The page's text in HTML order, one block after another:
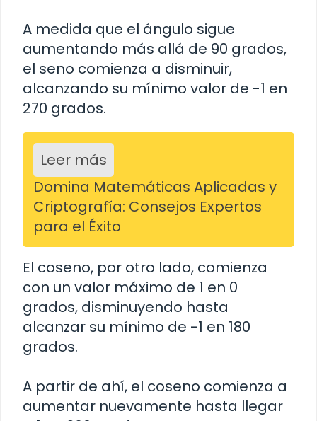
A medida que el ángulo sigue
aumentando más allá de 90 grados,
el seno comienza a disminuir,
alcanzando su mínimo valor de -1 en
270 grados.
Leer más
Domina Matemáticas Aplicadas y
Criptografía: Consejos Expertos
para el Éxito
El coseno, por otro lado, comienza
con un valor máximo de 1 en 0
grados, disminuyendo hasta
alcanzar su mínimo de -1 en 180
grados.
A partir de ahí, el coseno comienza a
aumentar nuevamente hasta llegar